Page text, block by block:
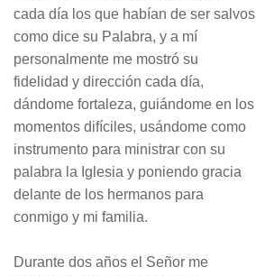
cada día los que habían de ser salvos
como dice su Palabra, y a mí
personalmente me mostró su
fidelidad y dirección cada día,
dándome fortaleza, guiándome en los
momentos difíciles, usándome como
instrumento para ministrar con su
palabra la Iglesia y poniendo gracia
delante de los hermanos para
conmigo y mi familia.
Durante dos años el Señor me